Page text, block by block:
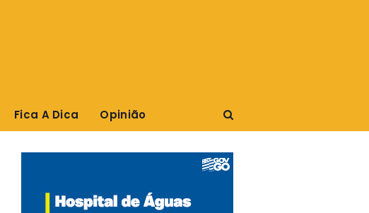
Fica A Dica Opinião